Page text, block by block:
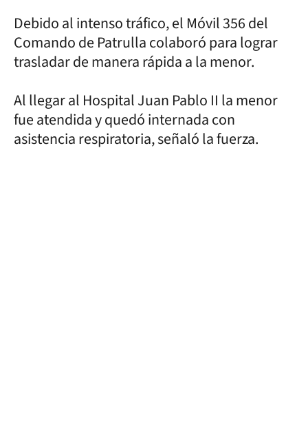
Debido al intenso tráfico, el Móvil 356 del
Comando de Patrulla colaboró para lograr
trasladar de manera rápida a la menor.
Al llegar al Hospital Juan Pablo II la menor
fue atendida y quedó internada con
asistencia respiratoria, señaló la fuerza.